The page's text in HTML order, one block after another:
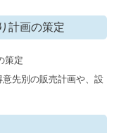
計画の策定
先別の販売計画や、設